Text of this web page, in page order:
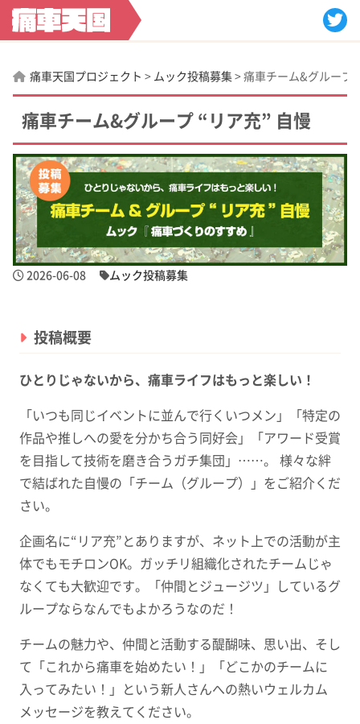
痛車天国プロジェクト > ムック投稿募集>痛車チーム&グループ
痛車チーム&グループ “リア充” 自慢
2026-06-08 ムック投稿募集
投稿概要
ひとりじゃないから、痛車ライフはもっと楽しい！
「いつも同じイベントに並んで行くいつメン」「特定の
作品や推しへの愛を分かち合う同好会」「アワード受賞
を目指して技術を磨き合うガチ集団」……。 様々な絆
で結ばれた自慢の「チーム（グループ）」をご紹介くだ
さい。
企画名に“リア充”とありますが、ネット上での活動が主
体でもモチロンOK。ガッチリ組織化されたチームじゃ
なくても大歓迎です。「仲間とジュージツ」しているグ
ループならなんでもよかろうなのだ！
チームの魅力や、仲間と活動する醍醐味、思い出、そし
て「これから痛車を始めたい！」「どこかのチームに
入ってみたい！」という新人さんへの熱いウェルカム
メッセージを教えてください。